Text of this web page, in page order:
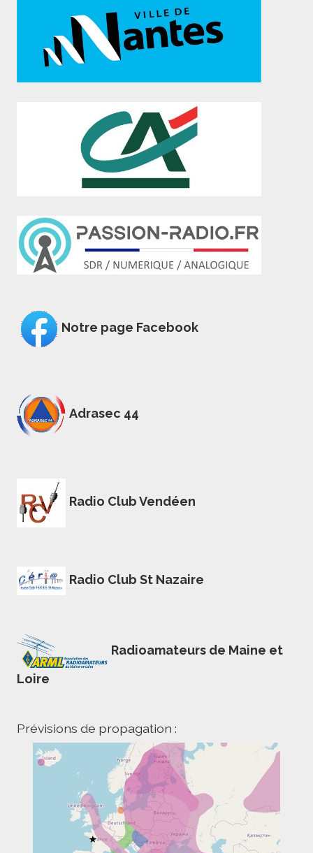
Notre page Facebook
Adrasec 44
Radio Club Vendéen
Radio Club St Nazaire
Radioamateurs de Maine et
Loire
Prévisions de propagation :